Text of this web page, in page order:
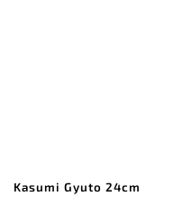
Kasumi Gyuto 24cm